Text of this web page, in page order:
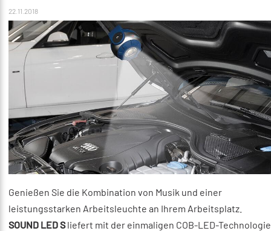
22.11.2018
Genießen Sie die Kombination von Musik und einer
leistungsstarken Arbeitsleuchte an Ihrem Arbeitsplatz.
SOUND LED Sliefert mit der einmaligen COB-LED-Technologie